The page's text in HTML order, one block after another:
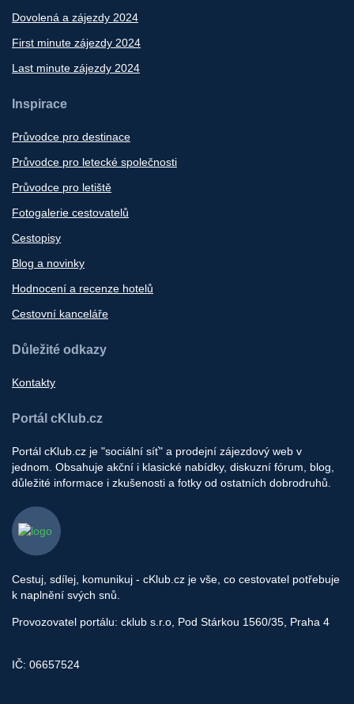
Dovolená a zájezdy 2024
First minute zájezdy 2024
Last minute zájezdy 2024
Inspirace
Průvodce pro destinace
Průvodce pro letecké společnosti
Průvodce pro letiště
Fotogalerie cestovatelů
Cestopisy
Blog a novinky
Hodnocení a recenze hotelů
Cestovní kanceláře
Důležité odkazy
Kontakty
Portál cKlub.cz
Portál cKlub.cz je "sociální síť" a prodejní zájezdový web v
jednom. Obsahuje akční i klasické nabídky, diskuzní fórum, blog,
důležité informace i zkušenosti a fotky od ostatních dobrodruhů.
Cestuj, sdílej, komunikuj - cKlub.cz je vše, co cestovatel potřebuje
k naplnění svých snů.
Provozovatel portálu: cklub s.r.o, Pod Stárkou 1560/35, Praha 4
IČ: 06657524